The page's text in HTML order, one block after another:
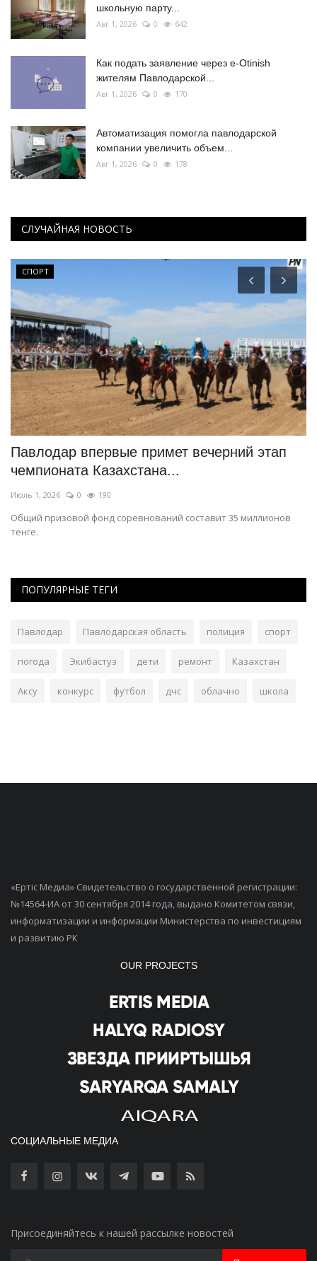
школьную парту...
Авг 1, 2026 0 642
Как подать заявление через e-Otinish
жителям Павлодарской...
Авг 1, 2026 0 170
Автоматизация помогла павлодарской
компании увеличить объем...
Авг 1, 2026 0 178
СЛУЧАЙНАЯ НОВОСТЬ
СПОРТ
Павлодар впервые примет вечерний этап
чемпионата Казахстана...
Июль 1, 2026 0 190
Общий призовой фонд соревнований составит 35 миллионов
тенге.
ПОПУЛЯРНЫЕ ТЕГИ
Павлодар Павлодарская область полиция спорт
погода Экибастуз дети ремонт Казахстан
Аксу конкурс футбол дчс облачно школа
«Ертiс Медиа» Свидетельство о государственной регистрации:
№14564-ИА от 30 сентября 2014 года, выдано Комитетом связи,
информатизации и информации Министерства по инвестициям
и развитию РК
OUR PROJECTS
СОЦИАЛЬНЫЕ МЕДИА
Присоединяйтесь к нашей рассылке новостей